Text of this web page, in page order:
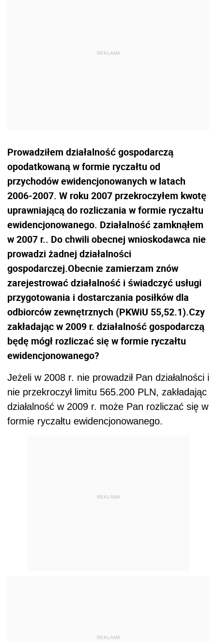
Prowadziłem działalność gospodarczą
opodatkowaną w formie ryczałtu od
przychodów ewidencjonowanych w latach
2006-2007. W roku 2007 przekroczyłem kwotę
uprawniającą do rozliczania w formie ryczałtu
ewidencjonowanego. Działalność zamknąłem
w 2007 r.. Do chwili obecnej wnioskodawca nie
prowadzi żadnej działalności
gospodarczej.Obecnie zamierzam znów
zarejestrować działalność i świadczyć usługi
przygotowania i dostarczania posiłków dla
odbiorców zewnętrznych (PKWiU 55,52.1).Czy
zakładając w 2009 r. działalność gospodarczą
będę mógł rozliczać się w formie ryczałtu
ewidencjonowanego?
Jeżeli w 2008 r. nie prowadził Pan działalności i
nie przekroczył limitu 565.200 PLN, zakładając
działalność w 2009 r. może Pan rozliczać się w
formie ryczałtu ewidencjonowanego.
REKLAMA
REKLAMA